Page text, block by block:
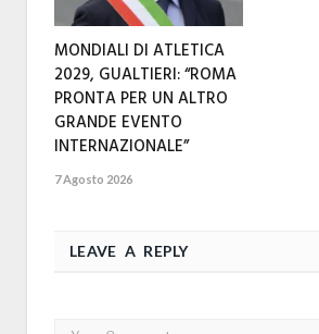
MONDIALI DI ATLETICA
2029, GUALTIERI: “ROMA
PRONTA PER UN ALTRO
GRANDE EVENTO
INTERNAZIONALE”
7 Agosto 2026
LEAVE A REPLY